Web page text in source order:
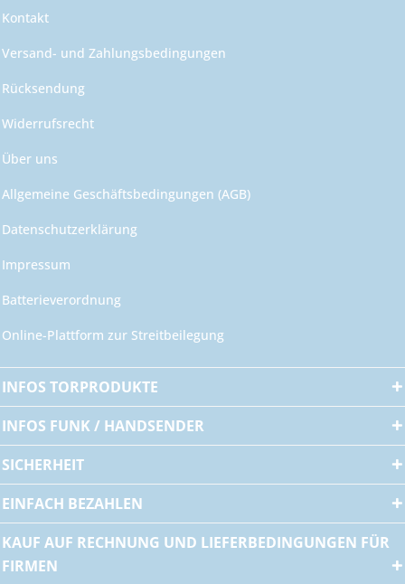
Kontakt
Versand- und Zahlungsbedingungen
Rücksendung
Widerrufsrecht
Über uns
Allgemeine Geschäftsbedingungen (AGB)
Datenschutzerklärung
Impressum
Batterieverordnung
Online-Plattform zur Streitbeilegung
INFOS TORPRODUKTE
INFOS FUNK / HANDSENDER
SICHERHEIT
EINFACH BEZAHLEN
KAUF AUF RECHNUNG UND LIEFERBEDINGUNGEN FÜR
FIRMEN